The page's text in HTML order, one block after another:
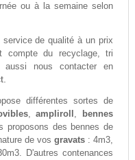
ou à la semaine selon
de qualité à un prix
compte du recyclage, tri
aussi nous contacter en
différentes sortes de
,ampliroll ,
bennes
des bennes de
de vos gravats: 4m3,
D'autres contenances